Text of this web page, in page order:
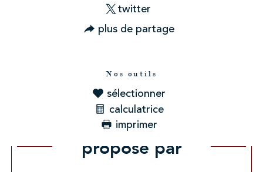
twitter
plus de partage
Nos outils
sélectionner
calculatrice
imprimer
Ce bien vous est
proposé par